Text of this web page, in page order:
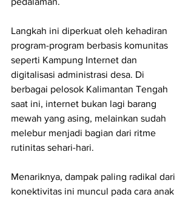
Langkah ini diperkuat oleh kehadiran
program-program berbasis komunitas
seperti Kampung Internet dan
digitalisasi administrasi desa. Di
berbagai pelosok Kalimantan Tengah
saat ini, internet bukan lagi barang
mewah yang asing, melainkan sudah
melebur menjadi bagian dari ritme
rutinitas sehari-hari.
Menariknya, dampak paling radikal dari
konektivitas ini muncul pada cara anak